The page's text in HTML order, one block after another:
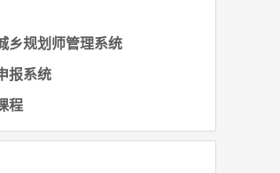
乡规划师管理系统
报系统
程